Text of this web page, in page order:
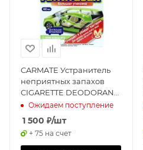
CARMATE Устранитель
неприятных запахов
CIGARETTE DEODORANT
STEAM TYPE, Дымовая
шашка, 40мл
Ожидаем поступление
1 500 ₽/шт
+ 75 на счет